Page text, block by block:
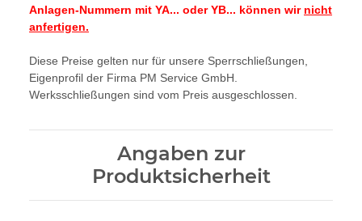
Anlagen-Nummern mit YA... oder YB... können wir nicht
anfertigen.
Diese Preise gelten nur für unsere Sperrschließungen,
Eigenprofil der Firma PM Service GmbH.
Werksschließungen sind vom Preis ausgeschlossen.
Angaben zur
Produktsicherheit